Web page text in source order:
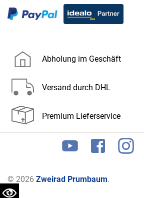
Abholung im Geschäft
Versand durch DHL
Premium Lieferservice
© 2026 Zweirad Prumbaum.